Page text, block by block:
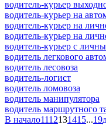
водитель-курьер
водитель-курьер на
водитель-курьер на
водитель-курьер на
водитель-курьер с
водитель легкового
водитель лесовоза
водитель-логист
водитель ломовоза
водитель манипулятора
водитель маршрутного
В начало1112131415...19